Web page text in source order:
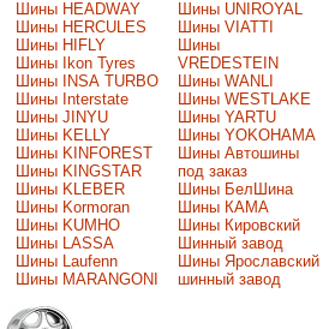
Шины HEADWAY
Шины HERCULES
Шины HIFLY
Шины Ikon Tyres
Шины INSA TURBO
Шины Interstate
Шины JINYU
Шины KELLY
Шины KINFOREST
Шины KINGSTAR
Шины KLEBER
Шины Kormoran
Шины KUMHO
Шины LASSA
Шины Laufenn
Шины MARANGONI
Шины UNIROYAL
Шины VIATTI
Шины
VREDESTEIN
Шины WANLI
Шины WESTLAKE
Шины YARTU
Шины YOKOHAMA
Шины Автошины
под заказ
Шины БелШина
Шины КАМА
Шины Кировский
Шинный завод
Шины Ярославский
шинный завод